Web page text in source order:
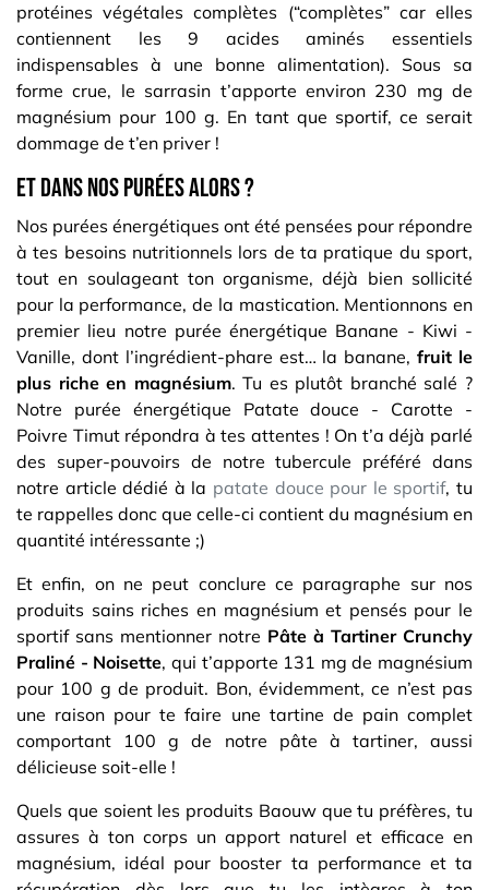
protéines végétales complètes (“complètes” car elles
contiennent les 9 acides aminés essentiels
indispensables à une bonne alimentation). Sous sa
forme crue, le sarrasin t’apporte environ 230 mg de
magnésium pour 100 g. En tant que sportif, ce serait
dommage de t’en priver !
Et dans nos purées alors ?
Nos purées énergétiques ont été pensées pour répondre
à tes besoins nutritionnels lors de ta pratique du sport,
tout en soulageant ton organisme, déjà bien sollicité
pour la performance, de la mastication. Mentionnons en
premier lieu notre purée énergétique Banane - Kiwi -
Vanille, dont l’ingrédient-phare est… la banane, fruit le
plus riche en magnésium. Tu es plutôt branché salé ?
Notre purée énergétique Patate douce - Carotte -
Poivre Timut répondra à tes attentes ! On t’a déjà parlé
des super-pouvoirs de notre tubercule préféré dans
notre article dédié à la patate douce pour le sportif, tu
te rappelles donc que celle-ci contient du magnésium en
quantité intéressante ;)
Et enfin, on ne peut conclure ce paragraphe sur nos
produits sains riches en magnésium et pensés pour le
sportif sans mentionner notre Pâte à Tartiner Crunchy
Praliné - Noisette, qui t’apporte 131 mg de magnésium
pour 100 g de produit. Bon, évidemment, ce n’est pas
une raison pour te faire une tartine de pain complet
comportant 100 g de notre pâte à tartiner, aussi
délicieuse soit-elle !
Quels que soient les produits Baouw que tu préfères, tu
assures à ton corps un apport naturel et efficace en
magnésium, idéal pour booster ta performance et ta